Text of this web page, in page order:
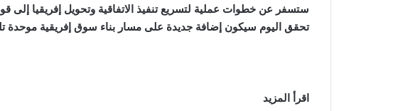
ستسفر عن خطوات عملية لتسريع تنفيذ الاتفاقية وتحويل إفريقيا إلى
تحقق اليوم سيكون إضافة جديدة على مسار بناء سوق إفريقية موحدة
اقرأ المزيد